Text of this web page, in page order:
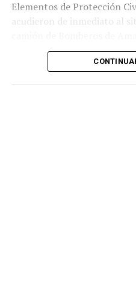
Elementos de Protección
acudieron de inmediato al
para sofocar el fuego,
tras varios minutos de